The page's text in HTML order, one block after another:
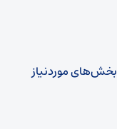
بخش‌های موردنیاز